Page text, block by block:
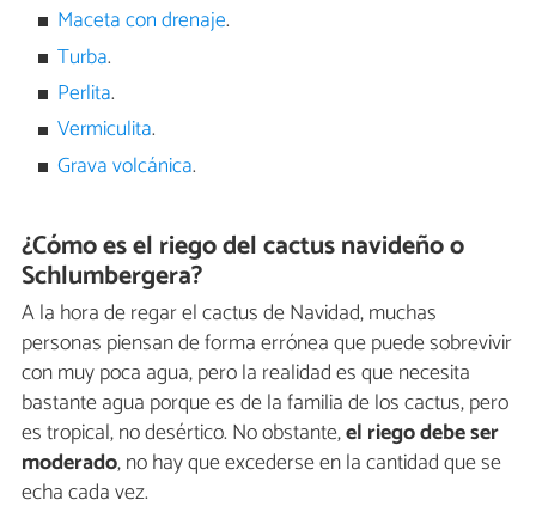
Maceta con drenaje.
Turba.
Perlita.
Vermiculita.
Grava volcánica.
¿Cómo es el riego del cactus navideño o
Schlumbergera?
A la hora de regar el cactus de Navidad, muchas
personas piensan de forma errónea que puede sobrevivir
con muy poca agua, pero la realidad es que necesita
bastante agua porque es de la familia de los cactus, pero
es tropical, no desértico. No obstante,el riego debe ser
moderado, no hay que excederse en la cantidad que se
echa cada vez.